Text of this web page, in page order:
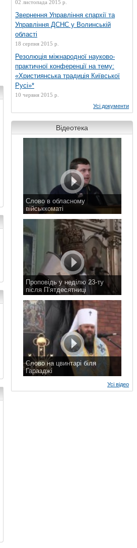
02 листопада 2015 р.
Звернення Управління єпархії та
Управління ДСНС у Волинській
області
18 серпня 2015 р.
Резолюція міжнародної науково-
практичної конференції на тему:
«Християнська традиція Київської
Русі»*
10 червня 2015 р.
Усі документи
Відеотека
Слово в обласному
військкоматі
Проповідь у неділю 23-ту
після П’ятдесятниці
Слово на цвинтарі біля
Гаразджі
Усі відео